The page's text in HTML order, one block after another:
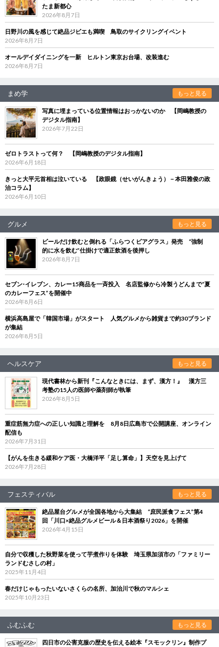
たま新都心
2026年8月7日
日野川の風を感じて絶品ジビエも満喫 鳥取のサイクリングイベント
2026年8月7日
オールデイダイニングを一新 ヒルトン東京お台場、改装進む
2026年8月7日
まめ学 もっと見る
写真に埋まっている位置情報はおっかないのか 【岡嶋教授の
デジタル指南】
2026年7月22日
ゼロトラストって何？ 【岡嶋教授のデジタル指南】
2026年6月18日
きっと大平元首相は泣いている 【政眼鏡（せいがんきょう）－本田雅俊の政
治コラム】
2026年6月10日
グルメ もっと見る
ビールだけ飲むと倒れる「ふらつくビアグラス」発売 “強制
的に水を飲む”仕掛けで適正飲酒を後押し
2026年8月7日
セブン‐イレブン、カレー15商品を一斉投入 名店監修から冷製うどんまで“夏
のカレーフェス”を開催中
2026年8月6日
横浜高島屋で「韓国市場」がスタート 人気グルメから雑貨まで約30ブランド
が集結
2026年8月5日
ヘルスケア もっと見る
現代書林から新刊『こんなときには、まず、漢方！』 漢方三
考塾の15人の医師や薬剤師が執筆
2026年8月5日
重症筋無力症への正しい知識と理解を 8月8日広島市で公開講座、オンライン
配信も
2026年7月31日
【がんを生きる緩和ケア医・大橋洋平「足し算命」】天空を見上げて
2026年7月28日
フェスティバル もっと見る
絶品屋台グルメが全国各地から大集結 “庶民派食フェス”第4
回「川口×絶品グルメビール＆日本酒祭り2026」を開催
2026年4月15日
自分で収穫した秋野菜を使って芋煮作りを体験 埼玉県加須市の「ファミリー
ランドむさしの村」
2025年11月4日
春だけじゃもったいないさくらの名所、加治川で秋のマルシェ
2025年10月23日
ふむふむ もっと見る
四日市の公害克服の歴史を伝える絵本『スモックリン』制作プ